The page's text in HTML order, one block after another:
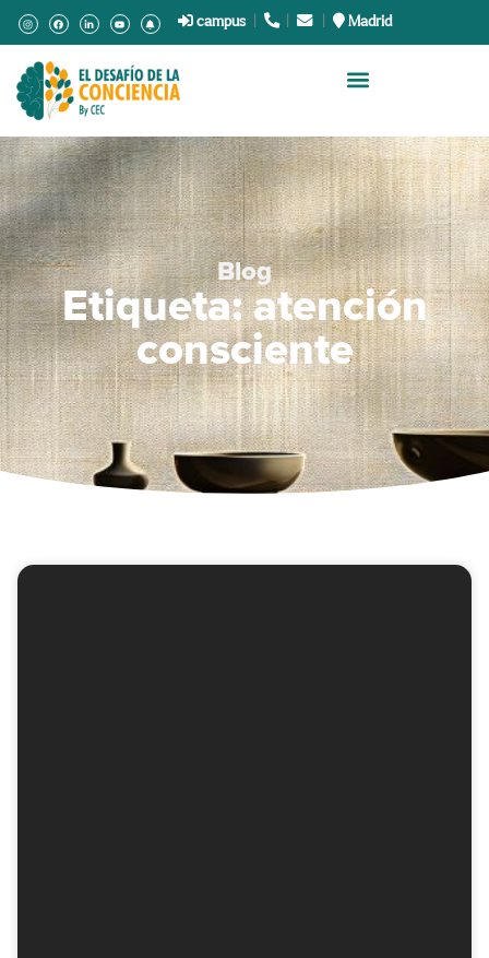
campus| . | | Madrid
Blog
Etiqueta: atención
consciente